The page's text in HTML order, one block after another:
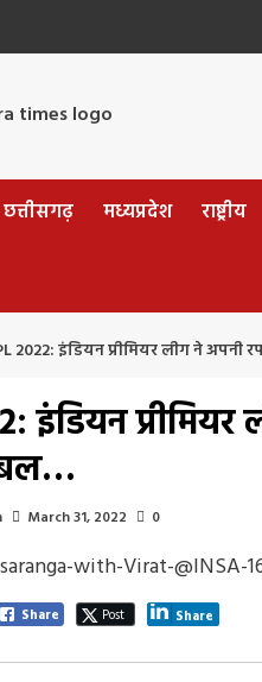
छत्तीसगढ़ मध्यप्रदेश राष्ट्रीय
2022: इंडियन प्रीमियर लीग ने
इंडियन
March 31, 2022 0
Share Post Share